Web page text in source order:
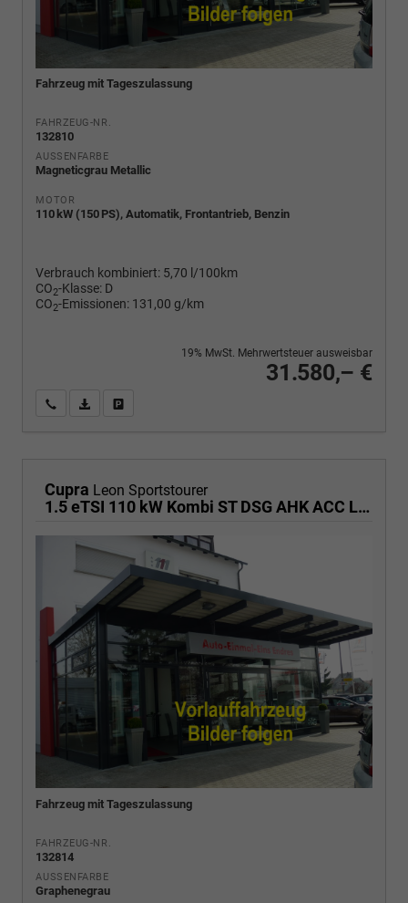
Fahrzeug mit Tageszulassung
FAHRZEUG-NR.
132810
AUSSENFARBE
Magneticgrau Metallic
MOTOR
110 kW (150 PS), Automatik, Frontantrieb, Benzin
Verbrauch kombiniert: 5,70 l/100km
CO2-Klasse: D
CO2-Emissionen: 131,00 g/km
31.580,– €
19% MwSt. Mehrwertsteuer ausweisbar
Wir rufen Sie anPDF-Fahrzeugexposé drucken
Cupra Leon Sportstourer
1.5 eTSI 110 kW Kombi ST DSG AHK ACC LED
Fahrzeug mit Tageszulassung
FAHRZEUG-NR.
132814
AUSSENFARBE
Graphenegrau